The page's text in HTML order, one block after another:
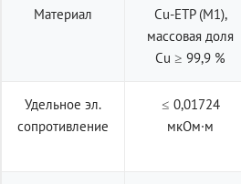
Материал
Cu-ETP (M1),
массовая доля
Cu ≥ 99,9 %
Удельное эл.
сопротивление
≤ 0,01724
мкОм·м